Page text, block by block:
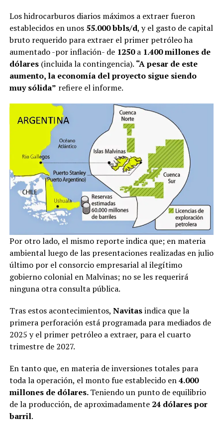
Los hidrocarburos diarios máximos a extraer fueron
establecidos en unos 55.000 bbls/d, y el gasto de capital
bruto requerido para extraer el primer petróleo ha
aumentado -por inflación- de 1250a 1.400 millones de
dólares(incluida la contingencia). “A pesar de este
aumento, la economía del proyecto sigue siendo
muy sólida” refiere el informe.
Por otro lado, el mismo reporte indica que; en materia
ambiental luego de las presentaciones realizadas en julio
último por el consorcio empresarial al ilegítimo
gobierno colonial en Malvinas; no se les requerirá
ninguna otra consulta pública.
Tras estos acontecimientos, Navitasindica que la
primera perforación está programada para mediados de
2025 y el primer petróleo a extraer, para el cuarto
trimestre de 2027.
En tanto que, en materia de inversiones totales para
toda la operación, el monto fue establecido en4.000
millones de dólares.Teniendo un punto de equilibrio
de la producción, de aproximadamente 24 dólares por
barril.